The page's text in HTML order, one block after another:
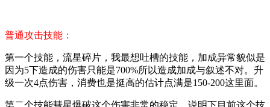
普通攻击技能：
第一个技能，流星碎片，我最想吐槽的技能，加成异常貌似是
因为5下造成的伤害只能是700%所以造成加成与叙述不对。升
级一次4点伤害，消费也是挺高的估计点满是150-200这里面。
第二个技能彗星爆破这个伤害非常的稳定，说明下目前这个技